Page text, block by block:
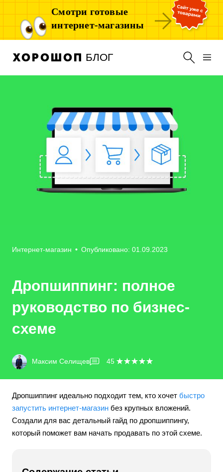
Смотри готовые
интернет-магазины
БЛОГ
Интернет-магазин • Опубликовано: 01.09.2023
Дропшиппинг: полное
руководство по бизнес-
схеме
Максим Селищев 45
Дропшиппинг идеально подходит тем, кто хочет быстро
запустить интернет-магазин без крупных вложений.
Создали для вас детальный гайд по дропшиппингу,
который поможет вам начать продавать по этой схеме.